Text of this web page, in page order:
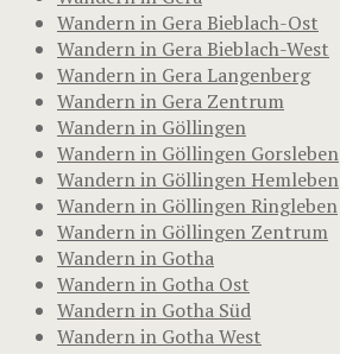
Wandern in Gera Bieblach-Ost
Wandern in Gera Bieblach-West
Wandern in Gera Langenberg
Wandern in Gera Zentrum
Wandern in Göllingen
Wandern in Göllingen Gorsleben
Wandern in Göllingen Hemleben
Wandern in Göllingen Ringleben
Wandern in Göllingen Zentrum
Wandern in Gotha
Wandern in Gotha Ost
Wandern in Gotha Süd
Wandern in Gotha West